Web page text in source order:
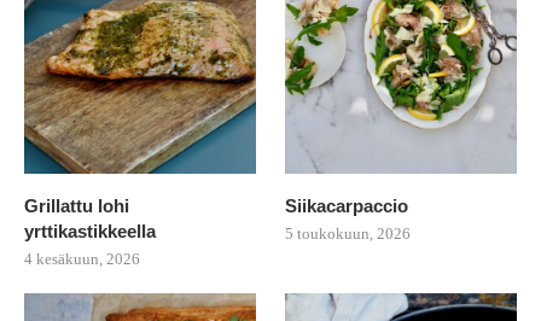
Grillattu lohi
yrttikastikkeella
4 kesäkuun, 2026
Siikacarpaccio
5 toukokuun, 2026